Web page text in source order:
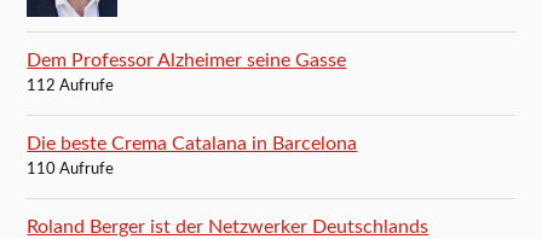
Dem Professor Alzheimer seine Gasse
112 Aufrufe
Die beste Crema Catalana in Barcelona
110 Aufrufe
Roland Berger ist der Netzwerker Deutschlands